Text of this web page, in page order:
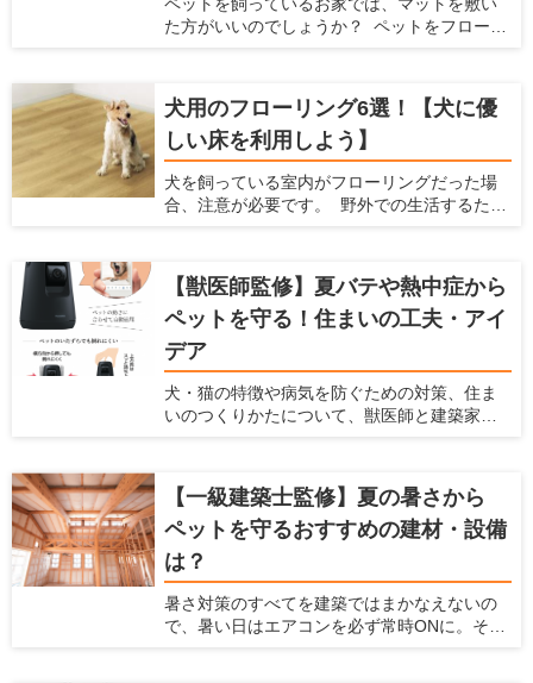
た方がいいのでしょうか？ ペットをフローリ
な不都合が出てきます。 そんな時には、マッ
トを敷くことで解決できる場合があります。
ここでは、ペット用のマットを敷いた方がい
い場合と、マットを選ぶ時に注意すべきポイ
ント、おすすめのペット用マットを紹介しま
す。 あらゆるメーカーの商品をチェックして
犬用のフローリング6選！【犬に優
しい床を利用しよう】
犬を飼っている室内がフローリングだった場
合、注意が必要です。 野外での生活するため
は犬の体にダメージを与えますし、将来の病
気を引き起こす可能性もあるのです。 犬を飼
われている愛犬家の方は、犬用のフローリン
グに変えることを検討してみてはいかがで
しょうか。 この記事では、フローリングが犬
に与えるダメージを紹介するとともに、愛犬
家住宅だからこそわかる「犬に優しいフロー
【獣医師監修】夏バテや熱中症から
ペットを守る！住まいの工夫・アイ
デア
犬・猫の特徴や病気を防ぐための対策、住ま
いのつくりかたについて、獣医師と建築家の
【一級建築士監修】夏の暑さから
ペットを守るおすすめの建材・設備
は？
暑さ対策のすべてを建築ではまかなえないの
で、暑い日はエアコンを必ず常時ONに。そこ